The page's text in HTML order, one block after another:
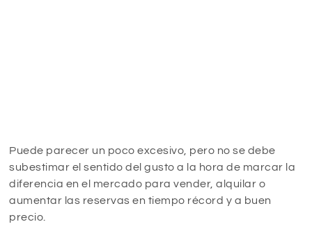
Puede parecer un poco excesivo, pero no se debe
subestimar el sentido del gusto a la hora de marcar la
diferencia en el mercado para vender, alquilar o
aumentar las reservas en tiempo récord y a buen
precio.